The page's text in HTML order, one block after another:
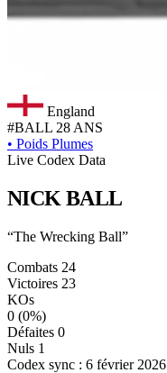
England
#BALL 28 ANS
• Poids Plumes
Live Codex Data
NICK BALL
“The Wrecking Ball”
Combats 24
Victoires 23
KOs
0 (0%)
Défaites 0
Nuls 1
Codex sync : 6 février 2026